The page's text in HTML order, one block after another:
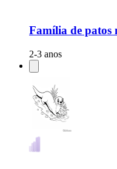
Família de patos
2-3 anos